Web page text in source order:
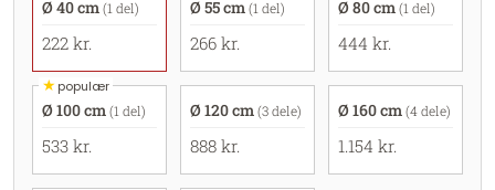
Ø 40 cm (1 del)
222 kr.
Ø 55 cm (1 del)
266 kr.
Ø 80 cm (1 del)
444 kr.
★populær
Ø 100 cm (1 del)
533 kr.
Ø 120 cm (3 dele)
888 kr.
Ø 160 cm (4 dele)
1.154 kr.